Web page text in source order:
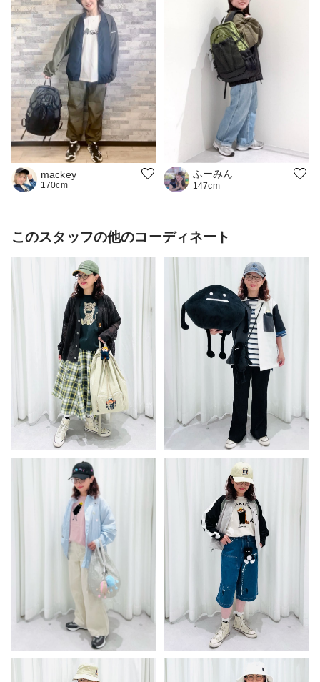
mackey
170cm
ふーみん
147cm
このスタッフの他のコーディネート